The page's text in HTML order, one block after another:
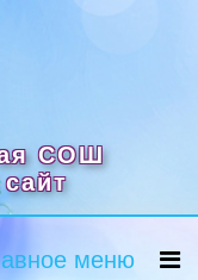
СОШ
меню